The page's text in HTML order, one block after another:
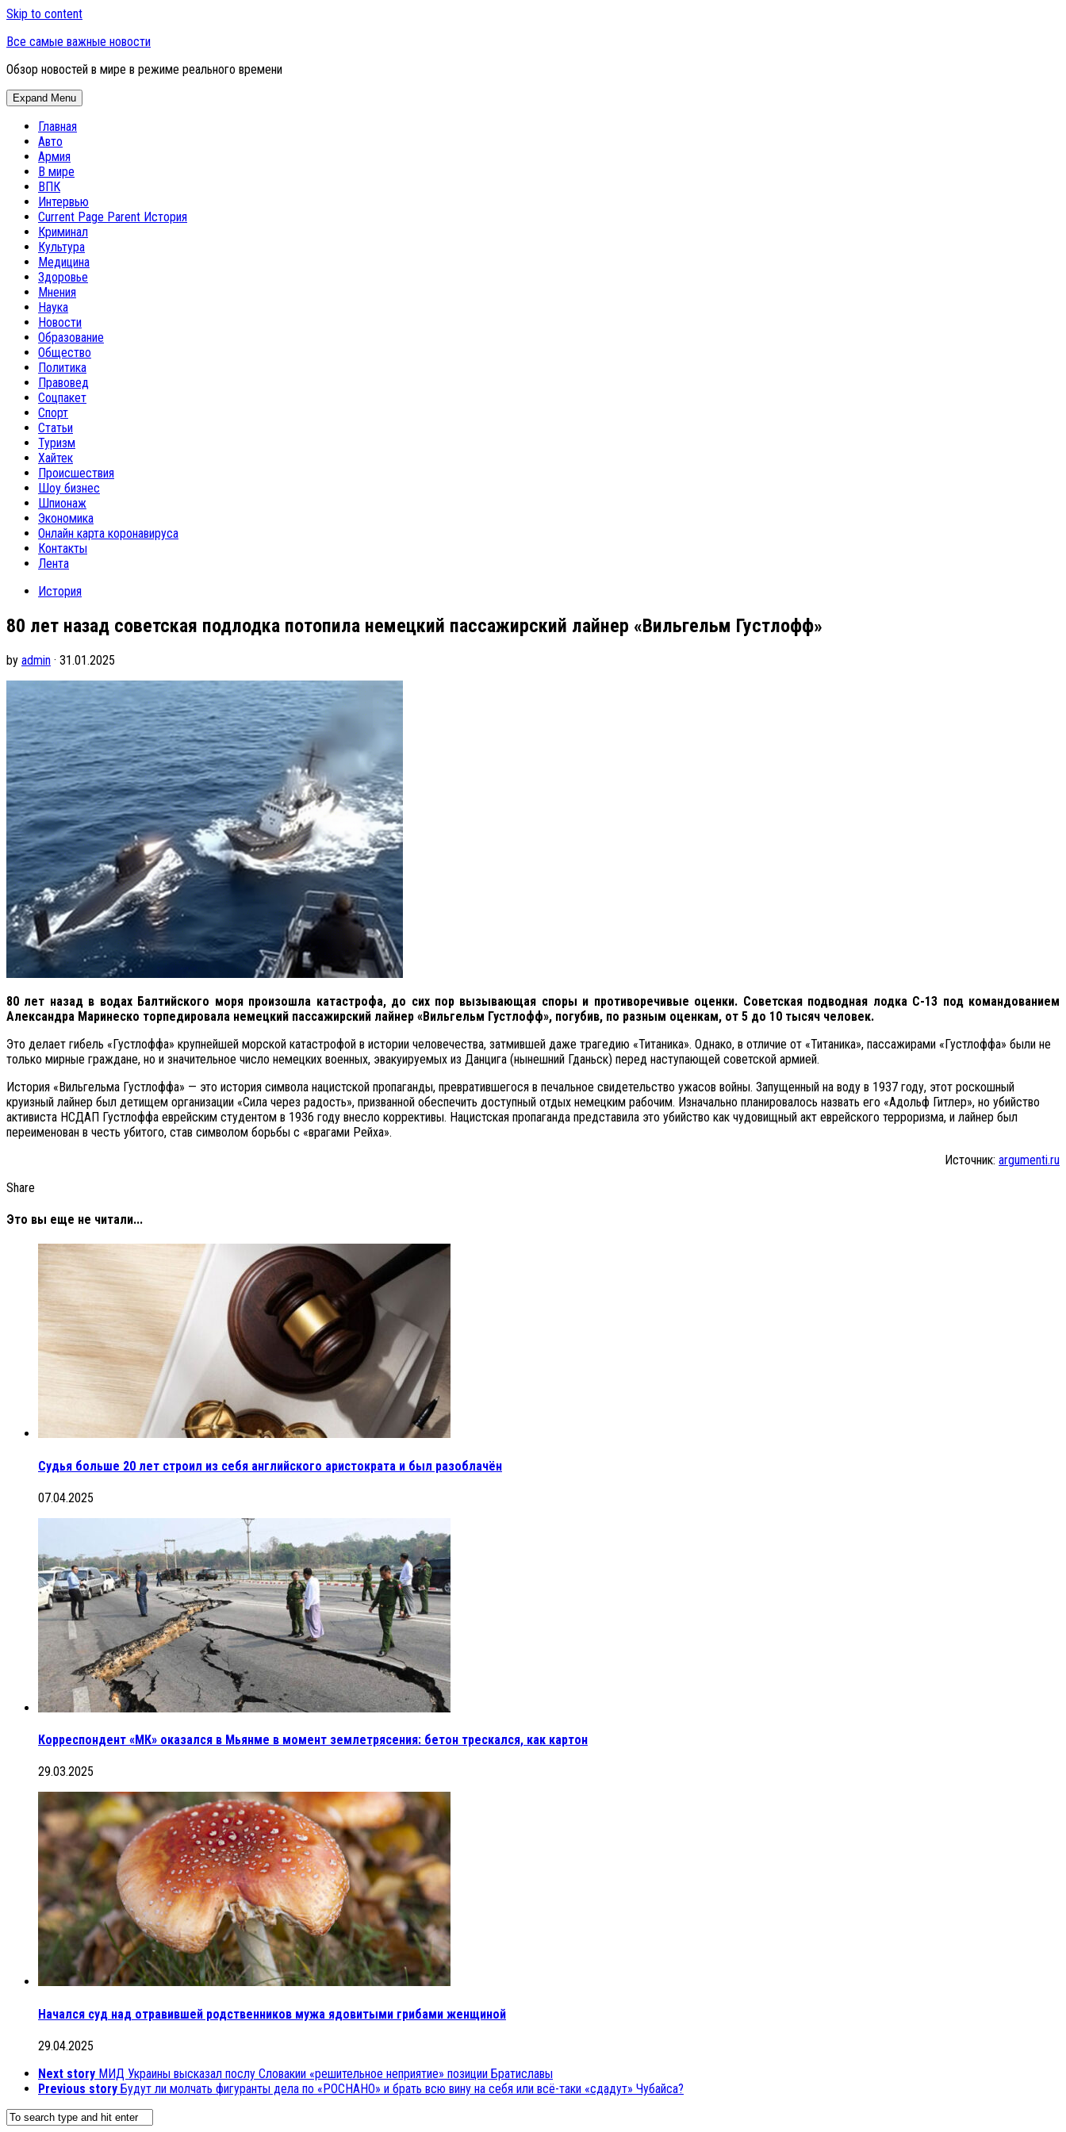
Skip to content
Все самые важные новости
Обзор новостей в мире в режиме реального времени
Expand Menu
Главная
Авто
Армия
В мире
ВПК
Интервью
Current Page Parent История
Криминал
Культура
Медицина
Здоровье
Мнения
Наука
Новости
Образование
Общество
Политика
Правовед
Соцпакет
Спорт
Статьи
Туризм
Хайтек
Происшествия
Шоу бизнес
Шпионаж
Экономика
Онлайн карта коронавируса
Контакты
Лента
История
80 лет назад советская подлодка потопила немецкий пассажирский лайнер «Вильгельм Густлофф»
by admin · 31.01.2025
80 лет назад в водах Балтийского моря произошла катастрофа, до сих пор вызывающая споры и противоречивые оценки. Советская подводная лодка С-13 под командованием
Александра Маринеско торпедировала немецкий пассажирский лайнер «Вильгельм Густлофф», погубив, по разным оценкам, от 5 до 10 тысяч человек.
Это делает гибель «Густлоффа» крупнейшей морской катастрофой в истории человечества, затмившей даже трагедию «Титаника». Однако, в отличие от «Титаника», пассажирами «Густлоффа» были не
только мирные граждане, но и значительное число немецких военных, эвакуируемых из Данцига (нынешний Гданьск) перед наступающей советской армией.
История «Вильгельма Густлоффа» — это история символа нацистской пропаганды, превратившегося в печальное свидетельство ужасов войны. Запущенный на воду в 1937 году, этот роскошный
круизный лайнер был детищем организации «Сила через радость», призванной обеспечить доступный отдых немецким рабочим. Изначально планировалось назвать его «Адольф Гитлер», но убийство
активиста НСДАП Густлоффа еврейским студентом в 1936 году внесло коррективы. Нацистская пропаганда представила это убийство как чудовищный акт еврейского терроризма, и лайнер был
переименован в честь убитого, став символом борьбы с «врагами Рейха».
Источник: argumenti.ru
Share
Это вы еще не читали...
Судья больше 20 лет строил из себя английского аристократа и был разоблачён
07.04.2025
Корреспондент «МК» оказался в Мьянме в момент землетрясения: бетон трескался, как картон
29.03.2025
Начался суд над отравившей родственников мужа ядовитыми грибами женщиной
29.04.2025
Next story МИД Украины высказал послу Словакии «решительное неприятие» позиции Братиславы
Previous story Будут ли молчать фигуранты дела по «РОСНАНО» и брать всю вину на себя или всё-таки «сдадут» Чубайса?